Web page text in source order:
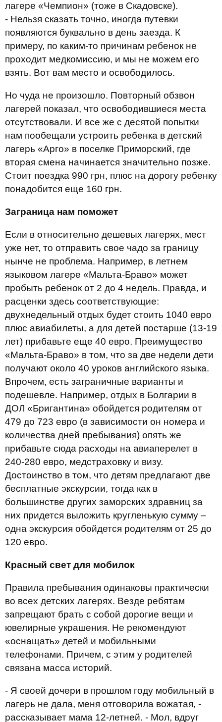
лагере «Чемпион» (тоже в Скадовске).
- Нельзя сказать точно, иногда путевки
появляются буквально в день заезда. К
примеру, по каким-то причинам ребенок не
проходит медкомиссию, и мы не можем его
взять. Вот вам место и освободилось.
Но чуда не произошло. Повторный обзвон
лагерей показал, что освободившиеся места
отсутствовали. И все же с десятой попытки
нам пообещали устроить ребенка в детский
лагерь «Арго» в поселке Приморский, где
вторая смена начинается значительно позже.
Стоит поездка 990 грн, плюс на дорогу ребенку
понадобится еще 160 грн.
Заграница нам поможет
Если в относительно дешевых лагерях, мест
уже нет, то отправить свое чадо за границу
нынче не проблема. Например, в летнем
языковом лагере «Мальта-Браво» может
пробыть ребенок от 2 до 4 недель. Правда, и
расценки здесь соответствующие:
двухнедельный отдых будет стоить 1040 евро
плюс авиабилеты, а для детей постарше (13-19
лет) прибавьте еще 40 евро. Преимущество
«Мальта-Браво» в том, что за две недели дети
получают около 40 уроков английского языка.
Впрочем, есть заграничные варианты и
подешевле. Например, отдых в Болгарии в
ДОЛ «Бригантина» обойдется родителям от
479 до 723 евро (в зависимости он номера и
количества дней пребывания) опять же
прибавьте сюда расходы на авиаперелет в
240-280 евро, медстраховку и визу.
Достоинство в том, что детям предлагают две
бесплатные экскурсии, тогда как в
большинстве других заморских здравниц за
них придется выложить кругленькую сумму –
одна экскурсия обойдется родителям от 25 до
120 евро.
Красный свет для мобилок
Правила пребывания одинаковы практически
во всех детских лагерях. Везде ребятам
запрещают брать с собой дорогие вещи и
ювелирные украшения. Не рекомендуют
«оснащать» детей и мобильными
телефонами. Причем, с этим у родителей
связана масса историй.
- Я своей дочери в прошлом году мобильный в
лагерь не дала, меня отговорила вожатая, -
рассказывает мама 12-летней. - Мол, вдруг